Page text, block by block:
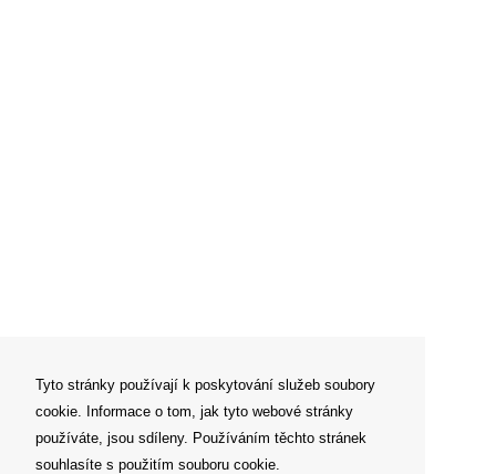
Tyto stránky používají k poskytování služeb soubory
cookie. Informace o tom, jak tyto webové stránky
používáte, jsou sdíleny. Používáním těchto stránek
souhlasíte s použitím souboru cookie.